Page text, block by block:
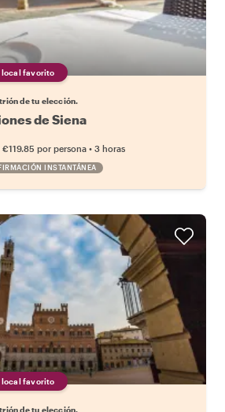
local favorito
de tu elección.
de Siena
€119.85 por persona • 3 horas
INSTANTÁNEA
local favorito
de tu elección.